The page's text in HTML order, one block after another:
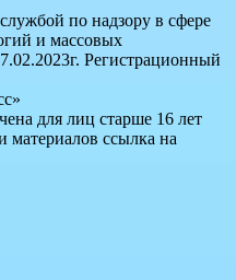
по надзору в сфере
и массовых
Регистрационный
для лиц старше 16 лет
ссылка на